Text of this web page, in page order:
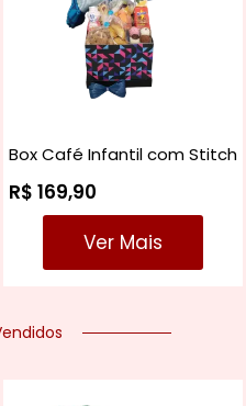
Box Café Infantil com Stitch
R$ 169,90
Ver Mais